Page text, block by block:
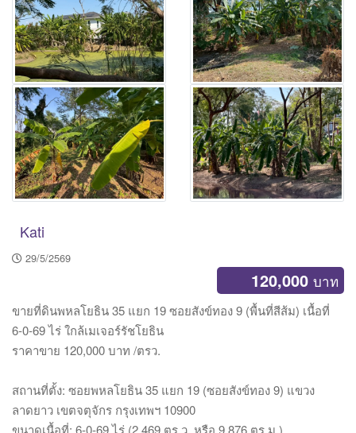
Kati
29/5/2569
120,000 บาท
ขายที่ดินพหลโยธิน 35 แยก 19 ซอยสังข์ทอง 9 (พื้นที่สีส้ม) เนื้อที่
6‑0‑69 ไร่ ใกล้เมเจอร์รัชโยธิน
ราคาขาย 120,000 บาท /ตรว.
สถานที่ตั้ง: ซอยพหลโยธิน 35 แยก 19 (ซอยสังข์ทอง 9) แขวง
ลาดยาว เขตจตุจักร กรุงเทพฯ 10900
ขนาดเนื้อที่: 6‑0‑69 ไร่ (2,469 ตร.ว. หรือ 9,876 ตร.ม.)